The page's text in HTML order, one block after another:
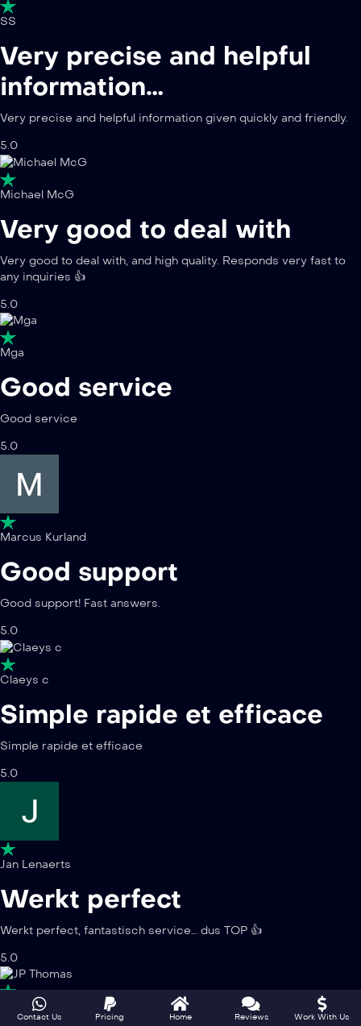
SS
Very precise and helpful
information…
Very precise and helpful information given quickly and friendly.
5.0
Michael McG
Very good to deal with
Very good to deal with, and high quality. Responds very fast to
any inquiries 👍
5.0
Mga
Good service
Good service
5.0
Marcus Kurland
Good support
Good support! Fast answers.
5.0
Claeys c
Simple rapide et efficace
Simple rapide et efficace
5.0
Jan Lenaerts
Werkt perfect
Werkt perfect, fantastisch service… dus TOP 👍
5.0
JP Thomas
Contact Us Pricing Home Reviews Work With Us